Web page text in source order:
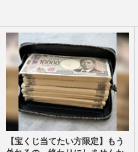
【宝くじ当てたい方限定】もう